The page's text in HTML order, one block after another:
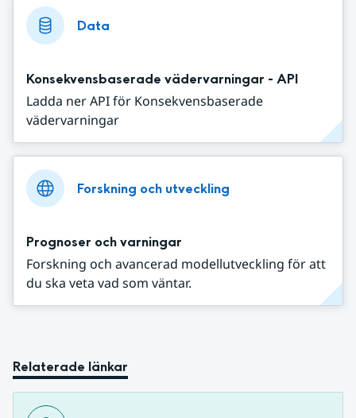
Data
Konsekvensbaserade vädervarningar - API
Ladda ner API för Konsekvensbaserade
vädervarningar
Forskning och utveckling
Prognoser och varningar
Forskning och avancerad modellutveckling för att
du ska veta vad som väntar.
Relaterade länkar